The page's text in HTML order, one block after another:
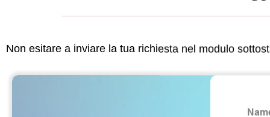
Non esitare a inviare la tua richiesta nel modulo